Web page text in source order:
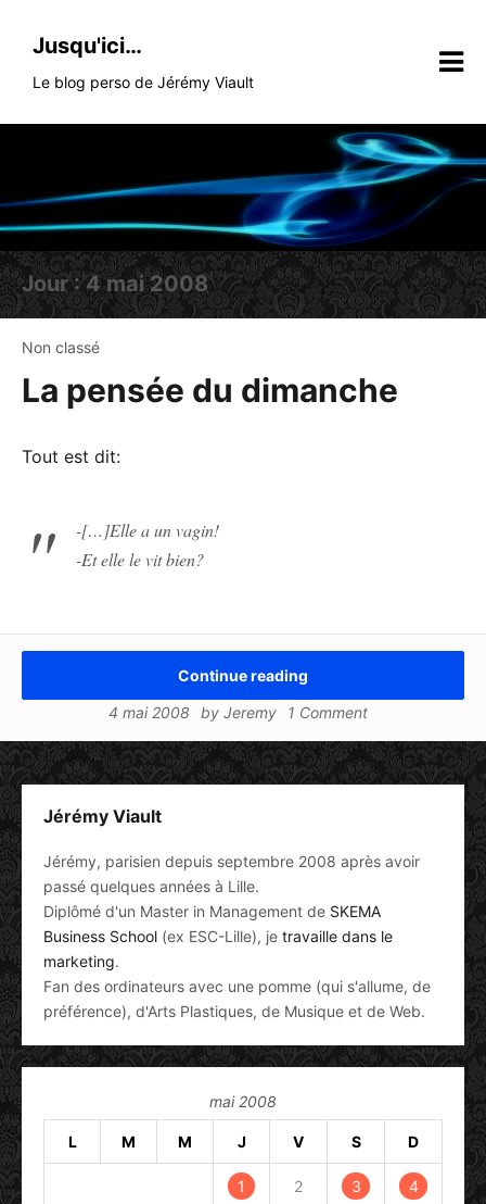
Jusqu'ici…
Le blog perso de Jérémy Viault
Jour :4 mai 2008
Non classé
La pensée du dimanche
Tout est dit:
-[…]Elle a un vagin!
-Et elle le vit bien?
Continue reading
4 mai 2008
by Jeremy 1 Comment
Jérémy Viault
Jérémy, parisien depuis septembre 2008 après avoir
passé quelques années à Lille.
Diplômé d'un Master in Management de SKEMA
Business School (ex ESC-Lille), je travaille dans le
marketing.
Fan des ordinateurs avec une pomme (qui s'allume, de
préférence), d'Arts Plastiques, de Musique et de Web.
mai 2008
L M M J V S D
1 2 3 4